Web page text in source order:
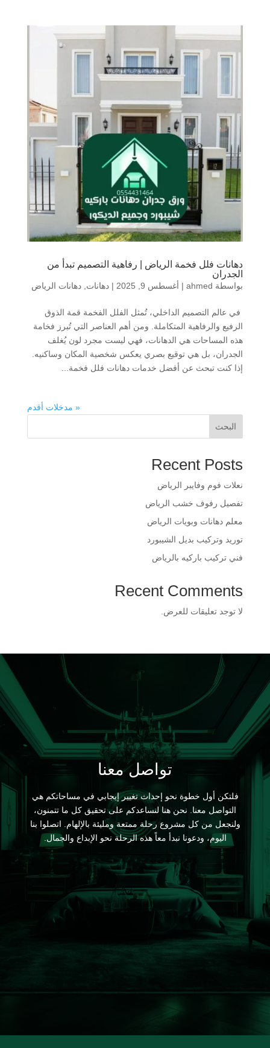
دهانات فلل فخمة الرياض | رفاهية التصميم تبدأ من
الجدران
بواسطة ahmed
| أغسطس 9, 2025 | دهانات دهانات الرياض
في عالم التصميم الداخلي، تُمثل الفلل الفخمة قمة الذوق
الرفيع والرفاهية المتكاملة. ومن أهم العناصر التي تُبرز فخامة
هذه المساحات هي الدهانات، فهي ليست مجرد لون يُغلف
الجدران، بل هي توقيع بصري يعكس شخصية المكان وساكنيه.
إذا كنت تبحث عن أفضل خدمات دهانات فلل فخمة...
« مدخلات أقدم
البحث
Recent Posts
​نعلات فوم وفايبر الرياض
​تفصيل رفوف خشب الرياض
​معلم دهانات وبويات الرياض
​توريد وتركيب بديل الشيبورد
فني تركيب باركيه بالرياض
Recent Comments
لا توجد تعليقات للعرض.
تواصل معنا
فلتكن أول خطوة نحو إحداث تغيير إيجابي في مساحاتكم هي
التواصل معنا. نحن هنا لنساعدكم على تحقيق كل ما تتمنون،
ولنجعل من كل مشروع رحلة ممتعة ومليئة بالإلهام. اتصلوا بنا
اليوم، ودعونا نبدأ معاً هذه الرحلة نحو الإبداع والجمال.